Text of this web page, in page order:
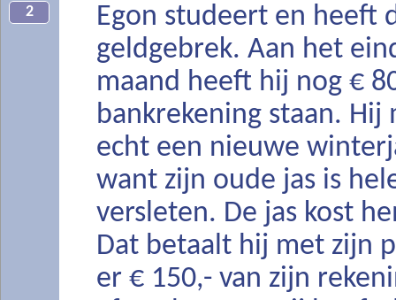
2
Egon studeert en heeft
geldgebrek. Aan het
maand heeft hij nog €
bankrekening staan. Hij
echt een nieuwe
want zijn oude jas is
versleten. De jas kost
Dat betaalt hij met zijn
er € 150,- van zijn